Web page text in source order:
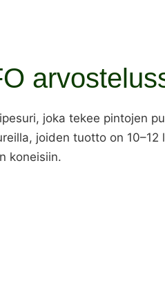
joka tekee pintojen
joiden tuotto on 10–12
koneisiin.